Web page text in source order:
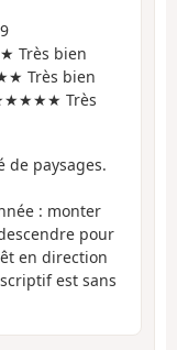
Très bien
Très bien
Très
de paysages.
: monter
pour
en direction
est sans